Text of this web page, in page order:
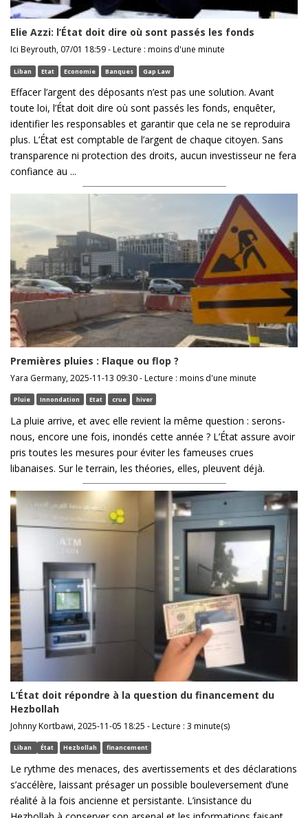
Elie Azzi: l’État doit dire où sont passés les fonds
Ici Beyrouth, 07/01 18:59 - Lecture : moins d'une minute
Liban Etat Economie Banques Gap Law
Effacer l’argent des déposants n’est pas une solution. Avant
toute loi, l’État doit dire où sont passés les fonds, enquêter,
identifier les responsables et garantir que cela ne se reproduira
plus. L’État est comptable de l’argent de chaque citoyen. Sans
transparence ni protection des droits, aucun investisseur ne fera
confiance au ...
Premières pluies : Flaque ou flop ?
Yara Germany, 2025-11-13 09:30 - Lecture : moins d'une minute
Pluie Innondation Etat crue hiver
La pluie arrive, et avec elle revient la même question : serons-
nous, encore une fois, inondés cette année ? L’État assure avoir
pris toutes les mesures pour éviter les fameuses crues
libanaises. Sur le terrain, les théories, elles, pleuvent déjà.
L’État doit répondre à la question du financement du
Hezbollah
Johnny Kortbawi, 2025-11-05 18:25 - Lecture : 3 minute(s)
Liban État Hezbollah financement
Le rythme des menaces, des avertissements et des déclarations
s’accélère, laissant présager un possible bouleversement d’une
réalité à la fois ancienne et persistante. L’insistance du